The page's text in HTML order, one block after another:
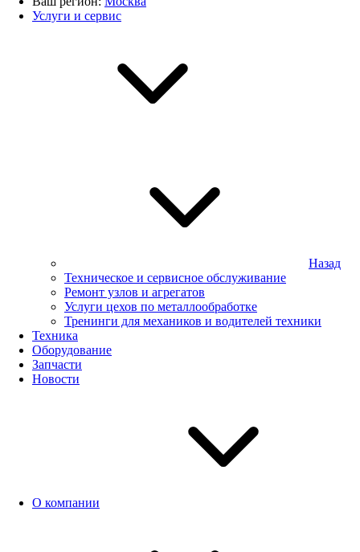
Услуги и сервис
Назад
Техническое и сервисное обслуживание
Ремонт узлов и агрегатов
Услуги цехов по металлообработке
Тренинги для механиков и водителей техники
Техника
Оборудование
Запчасти
Новости
О компании